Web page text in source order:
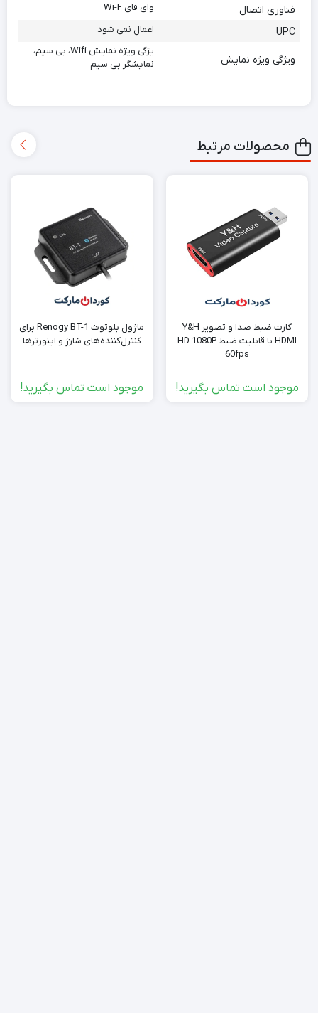
فناوری اتصال وای فای Wi-F
UPC اعمال نمی شود
ویژگی ویژه نمایش
یژگی ویژه نمایش Wifi، بی سیم،
نمایشگر بی سیم
محصولات مرتبط
کارت ضبط صدا و تصویر Y&H
HDMI با قابلیت ضبط HD 1080P
60fps
موجود است تماس بگیرید!
ماژول بلوتوث Renogy BT-1 برای
کنترل‌کننده‌های شارژ و اینورترها
موجود است تماس بگیرید!